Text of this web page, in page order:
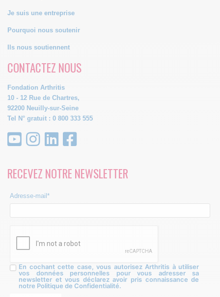
Je suis une entreprise
Pourquoi nous soutenir
Ils nous soutiennent
CONTACTEZ NOUS
Fondation Arthritis
10 - 12 Rue de Chartres,
92200 Neuilly-sur-Seine
Tel N° gratuit : 0 800 333 555
RECEVEZ NOTRE NEWSLETTER
Adresse-mail*
En cochant cette case, vous autorisez Arthritis à utiliser
vos données personnelles pour vous adresser sa
newsletter et vous déclarez avoir pris connaissance de
notre Politique de Confidentialité.